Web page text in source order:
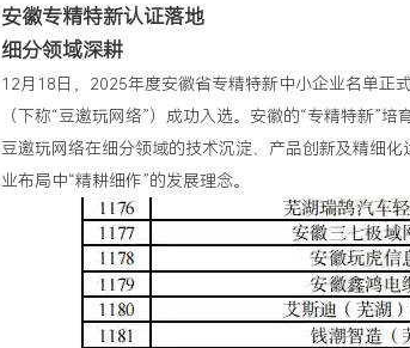
安徽专精特新认证落地
细分领域深耕
12月18日，2025年度安徽省专精特新中小企业名单正
（下称“豆邀玩网络”）成功入选。安徽的“专精特新”
豆邀玩网络在细分领域的技术沉淀、产品创新及精细
业布局中“精耕细作”的发展理念。